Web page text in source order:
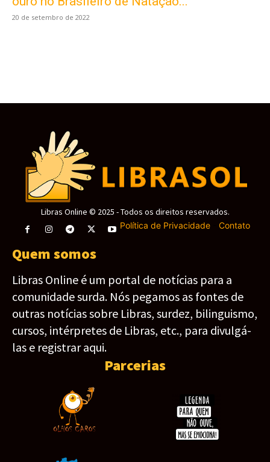
20 de setembro de 2022
Ao usar nosso site você consente cookies.
Libras Online © 2025 - Todos os direitos reservados.
Política de Privacidade- Contato
Quem somos
Libras Online é um portal de notícias para a
comunidade surda. Nós pegamos as fontes de
outras notícias sobre Libras, surdez, bilinguismo,
cursos, intérpretes de Libras, etc., para divulgá-
las e registrar aqui.
Parcerias